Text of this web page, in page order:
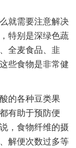
就需要注意解决
特别是深绿色蔬
全麦食品、韭
些食物是非常健
的各种豆类果
有助于预防便
，食物纤维的摄
解便次数过多等